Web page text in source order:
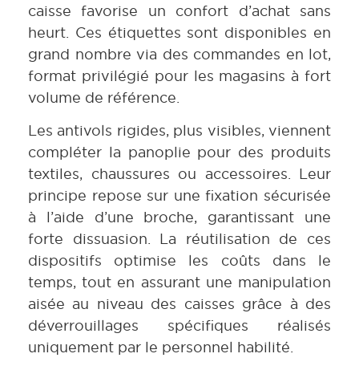
caisse favorise un confort d’achat sans
heurt. Ces étiquettes sont disponibles en
grand nombre via des commandes en lot,
format privilégié pour les magasins à fort
volume de référence.
Les antivols rigides, plus visibles, viennent
compléter la panoplie pour des produits
textiles, chaussures ou accessoires. Leur
principe repose sur une fixation sécurisée
à l’aide d’une broche, garantissant une
forte dissuasion. La réutilisation de ces
dispositifs optimise les coûts dans le
temps, tout en assurant une manipulation
aisée au niveau des caisses grâce à des
déverrouillages spécifiques réalisés
uniquement par le personnel habilité.